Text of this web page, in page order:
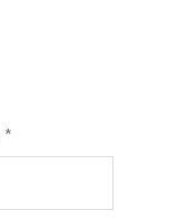
*Obavezno